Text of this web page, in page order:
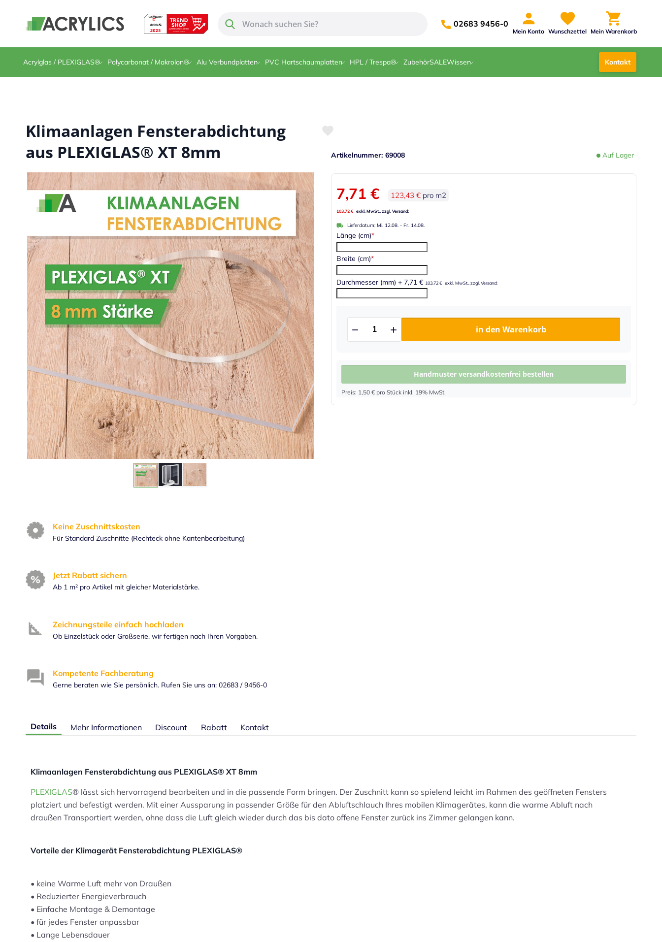
02683 9456-0
Mein Konto Wunschzettel Mein Warenkorb
Acrylglas / PLEXIGLAS® Polycarbonat / Makrolon® Alu Verbundplatten PVC Hartschaumplatten HPL / Trespa® ZubehörSALEWissen Kontakt
Klimaanlagen Fensterabdichtung
aus PLEXIGLAS® XT 8mm
Auf Lager
Artikelnummer 69008
Länge (cm)
Breite (cm)
Durchmesser (mm) + 7,71 € 103,72 €
in den Warenkorb
Handmuster versandkostenfrei bestellen
Preis: 1,50 € pro Stück inkl. 19% MwSt.
7,71 €
103,72 €
123,43 € pro m2
Lieferdatum: Mi. 12.08. - Fr. 14.08.
Keine Zuschnittskosten
Für Standard Zuschnitte (Rechteck ohne Kantenbearbeitung)
Jetzt Rabatt sichern
Ab 1 m² pro Artikel mit gleicher Materialstärke.
Zeichnungsteile einfach hochladen
Ob Einzelstück oder Großserie, wir fertigen nach Ihren Vorgaben.
Kompetente Fachberatung
Gerne beraten wie Sie persönlich. Rufen Sie uns an: 02683 / 9456-0
Details
Klimaanlagen Fensterabdichtung aus PLEXIGLAS® XT 8mm
PLEXIGLAS® lässt sich hervorragend bearbeiten und in die passende Form bringen. Der Zuschnitt kann so spielend leicht im Rahmen des geöffneten Fensters
platziert und befestigt werden. Mit einer Aussparung in passender Größe für den Abluftschlauch Ihres mobilen Klimagerätes, kann die warme Abluft nach
draußen Transportiert werden, ohne dass die Luft gleich wieder durch das bis dato offene Fenster zurück ins Zimmer gelangen kann.
Vorteile der Klimagerät Fensterabdichtung PLEXIGLAS®
• keine Warme Luft mehr von Draußen
• Reduzierter Energieverbrauch
• Einfache Montage & Demontage
• für jedes Fenster anpassbar
• Lange Lebensdauer
Mehr Informationen Discount Rabatt Kontakt